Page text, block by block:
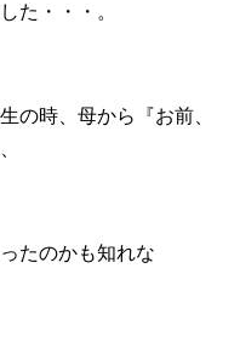
た・・・。
の時、母から『お前、
たのかも知れな